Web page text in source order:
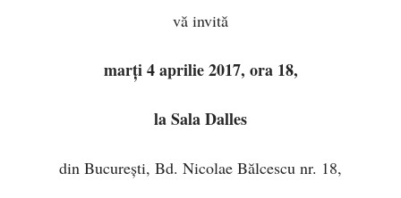
vă invită
marţi 4 aprilie 2017, ora 18,
la Sala Dalles
din Bucureşti, Bd. Nicolae Bălcescu nr. 18,